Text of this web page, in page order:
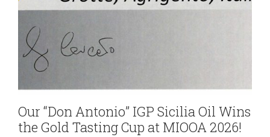
Our “Don Antonio” IGP Sicilia Oil Wins
the Gold Tasting Cup at MIOOA 2026!